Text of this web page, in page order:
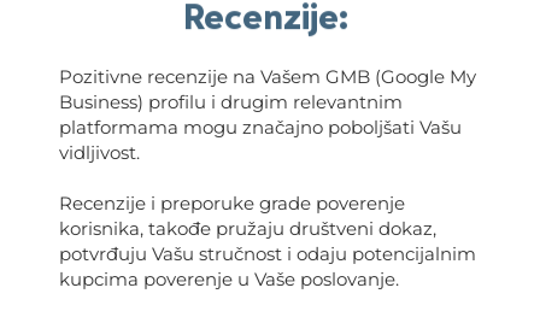
Recenzije:
Pozitivne recenzije na Vašem GMB (Google My
Business) profilu i drugim relevantnim
platformama mogu značajno poboljšati Vašu
vidljivost.
Recenzije i preporuke grade poverenje
korisnika, takođe pružaju društveni dokaz,
potvrđuju Vašu stručnost i odaju potencijalnim
kupcima poverenje u Vaše poslovanje.